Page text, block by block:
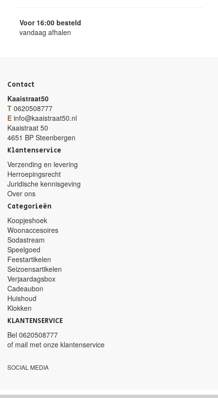
Voor 16:00 besteld
vandaag afhalen
Contact
Kaaistraat50
T 0620508777
E info@kaaistraat50.nl
Kaaistraat 50
4651 BP Steenbergen
Klantenservice
Verzending en levering
Herroepingsrecht
Juridische kennisgeving
Over ons
Categorieën
Koopjeshoek
Woonaccesoires
Sodastream
Speelgoed
Feestartikelen
Seizoensartikelen
Verjaardagsbox
Cadeaubon
Huishoud
Klokken
KLANTENSERVICE
Bel 0620508777
of mail met onze klantenservice
SOCIAL MEDIA